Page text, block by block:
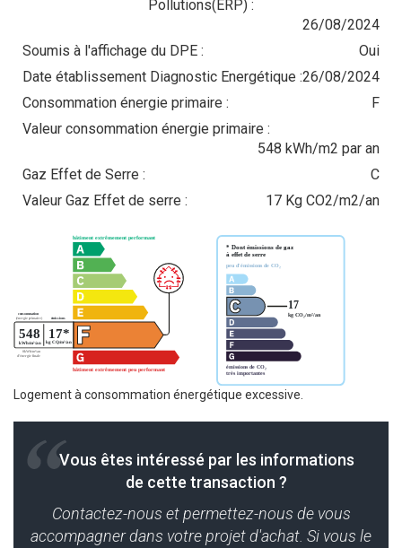
Pollutions(ERP) :
26/08/2024
Soumis à l'affichage du DPE :
Oui
Date établissement Diagnostic Energétique :26/08/2024
Consommation énergie primaire :
F
Valeur consommation énergie primaire :
548 kWh/m2 par an
Gaz Effet de Serre :
C
Valeur Gaz Effet de serre :
17 Kg CO2/m2/an
Logement à consommation énergétique excessive.
Vous êtes intéressé par les informations
de cette transaction ?
Contactez-nous et permettez-nous de vous
accompagner dans votre projet d'achat. Si vous le